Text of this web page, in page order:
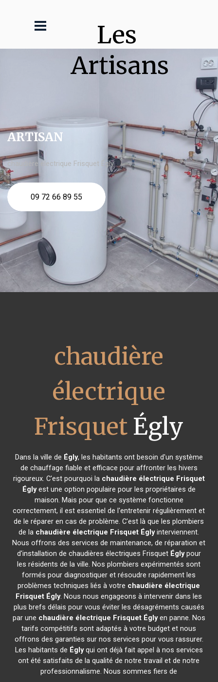
Les
Artisans
ARTISAN
chaudière électrique Frisquet Égly
09 72 66 89 55
chaudière
électrique
Frisquet Égly
Dans la ville de Égly, les habitants ont besoin d'un système
de chauffage fiable et efficace pour affronter les hivers
rigoureux. C'est pourquoi la chaudière électrique Frisquet
Églyest une option populaire pour les propriétaires de
maison. Mais pour que ce système fonctionne
correctement, il est essentiel de l'entretenir régulièrement et
de le réparer en cas de problème. C'est là que les plombiers
de la chaudière électrique Frisquet Églyinterviennent.
Nous offrons des services de maintenance, de réparation et
d'installation de chaudières électriques Frisquet Églypour
les résidents de la ville. Nos plombiers expérimentés sont
formés pour diagnostiquer et résoudre rapidement les
problèmes techniques liés à votre chaudière électrique
Frisquet Égly. Nous nous engageons à intervenir dans les
plus brefs délais pour vous éviter les désagréments causés
par une chaudière électrique Frisquet Églyen panne. Nos
tarifs compétitifs sont adaptés à votre budget et nous
offrons des garanties sur nos services pour vous rassurer.
Les habitants de Églyqui ont déjà fait appel à nos services
ont été satisfaits de la qualité de notre travail et de notre
professionnalisme. Nous sommes fiers de